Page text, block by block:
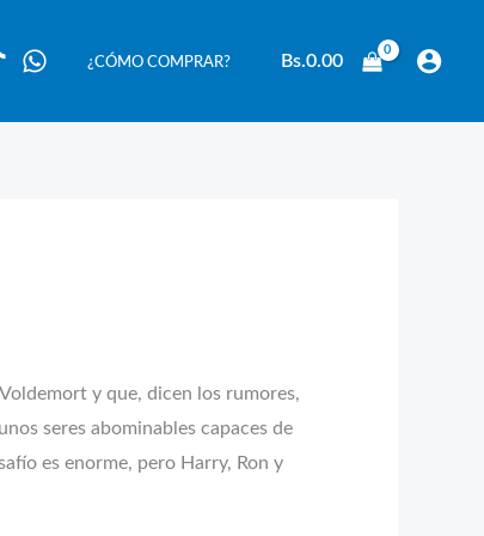
¿CÓMO COMPRAR? Bs.0.00
y que, dicen los rumores,
seres abominables capaces de
es enorme, pero Harry, Ron y